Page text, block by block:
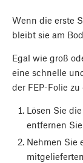
Wenn die erste
bleibt sie am
Egal wie groß
eine schnelle
der FEP-Folie
Lösen Sie
entfernen
Nehmen Sie